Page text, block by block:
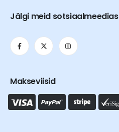
Jälgi meid sotsiaalmeedias
Makseviisid